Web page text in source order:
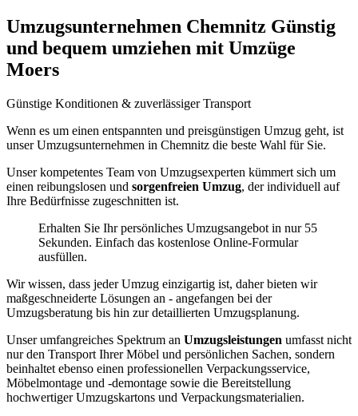
Umzugsunternehmen Chemnitz Günstig
und bequem umziehen mit Umzüge
Moers
Günstige Konditionen & zuverlässiger Transport
Wenn es um einen entspannten und preisgünstigen Umzug geht, ist
unser Umzugsunternehmen in Chemnitz die beste Wahl für Sie.
Unser kompetentes Team von Umzugsexperten kümmert sich um
einen reibungslosen und sorgenfreien Umzug, der individuell auf
Ihre Bedürfnisse zugeschnitten ist.
Erhalten Sie Ihr persönliches Umzugsangebot in nur 55
Sekunden. Einfach das kostenlose Online-Formular
ausfüllen.
Wir wissen, dass jeder Umzug einzigartig ist, daher bieten wir
maßgeschneiderte Lösungen an - angefangen bei der
Umzugsberatung bis hin zur detaillierten Umzugsplanung.
Unser umfangreiches Spektrum an Umzugsleistungen umfasst nicht
nur den Transport Ihrer Möbel und persönlichen Sachen, sondern
beinhaltet ebenso einen professionellen Verpackungsservice,
Möbelmontage und -demontage sowie die Bereitstellung
hochwertiger Umzugskartons und Verpackungsmaterialien.